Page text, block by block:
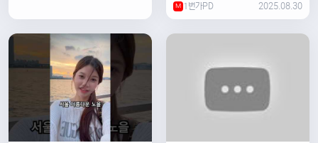
집 #수원 #한국여행 #베트남여
자 #혼자여행
M 1번가PD 2025.08.30